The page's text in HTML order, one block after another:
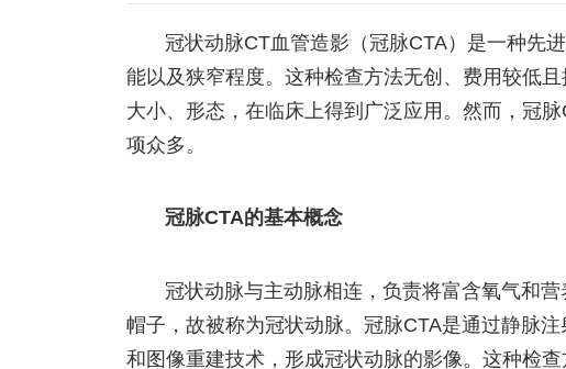
冠状动脉CT血管造影（冠脉CTA）是一种先
能以及狭窄程度。这种检查方法无创、费用较低
大小、形态，在临床上得到广泛应用。然而，冠
项众多。
冠脉CTA的基本概念
冠状动脉与主动脉相连，负责将富含氧气和
帽子，故被称为冠状动脉。冠脉CTA是通过静脉
和图像重建技术，形成冠状动脉的影像。这种检